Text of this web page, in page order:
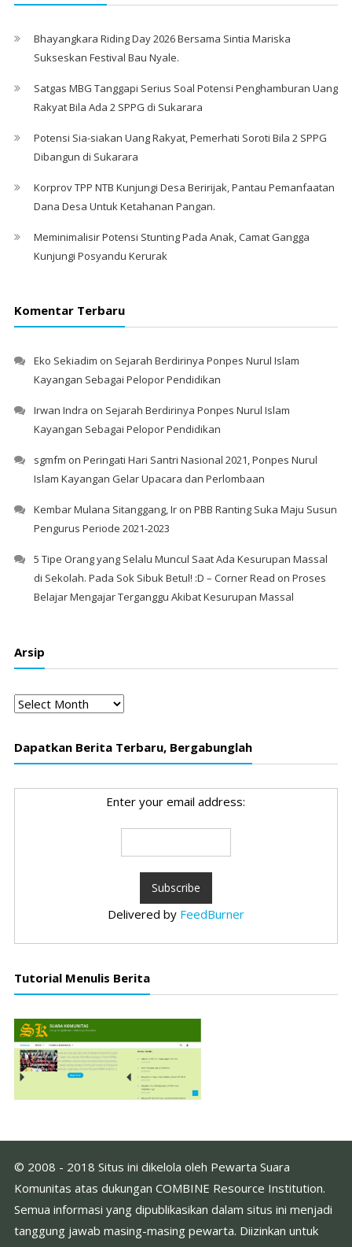
Bhayangkara Riding Day 2026 Bersama Sintia Mariska
Sukseskan Festival Bau Nyale. ‎
Satgas MBG Tanggapi Serius Soal Potensi Penghamburan Uang
Rakyat Bila Ada 2 SPPG di Sukarara
Potensi Sia-siakan Uang Rakyat, Pemerhati Soroti Bila 2 SPPG
Dibangun di Sukarara
Korprov TPP NTB Kunjungi Desa Beririjak, Pantau Pemanfaatan
Dana Desa Untuk Ketahanan Pangan.
Meminimalisir Potensi Stunting Pada Anak, Camat Gangga
Kunjungi Posyandu Kerurak
Komentar Terbaru
Eko Sekiadim on Sejarah Berdirinya Ponpes Nurul Islam
Kayangan Sebagai Pelopor Pendidikan
Irwan Indra on Sejarah Berdirinya Ponpes Nurul Islam
Kayangan Sebagai Pelopor Pendidikan
sgmfm on Peringati Hari Santri Nasional 2021, Ponpes Nurul
Islam Kayangan Gelar Upacara dan Perlombaan
Kembar Mulana Sitanggang, Iron PBB Ranting Suka Maju Susun
Pengurus Periode 2021-2023
5 Tipe Orang yang Selalu Muncul Saat Ada Kesurupan Massal
di Sekolah. Pada Sok Sibuk Betul! :D – Corner Read on Proses
Belajar Mengajar Terganggu Akibat Kesurupan Massal
Arsip
Arsip
Dapatkan Berita Terbaru, Bergabunglah
Enter your email address:
Delivered by FeedBurner
Tutorial Menulis Berita
© 2008 - 2018 Situs ini dikelola oleh Pewarta Suara
Komunitas atas dukungan COMBINE Resource Institution.
Semua informasi yang dipublikasikan dalam situs ini menjadi
tanggung jawab masing-masing pewarta. Diizinkan untuk